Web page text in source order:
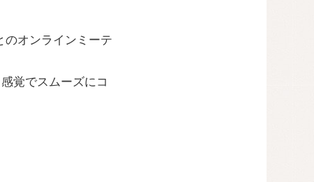
のオンラインミーテ
覚でスムーズにコ